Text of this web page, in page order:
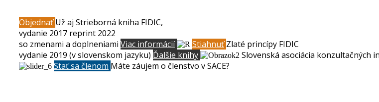
Objednať Už aj Strieborná kniha FIDIC,
vydanie 2017 reprint 2022
so zmenami a doplneniami Viac informácií Stiahnuť Zlaté princípy FIDIC
vydanie 2019 (v slovenskom jazyku) Ďalšie knihy Slovenská asociácia konzultačných
Stať sa členom Máte záujem o členstvo v SACE?